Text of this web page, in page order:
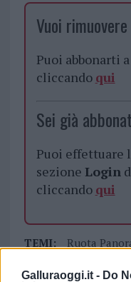
Galluraoggi.it - Do
Vuoi
Puoi abbonarti a
cliccando qui
Sei già
Puoi effettuare
sezione Login
cliccando qui
TEMI: Ruota